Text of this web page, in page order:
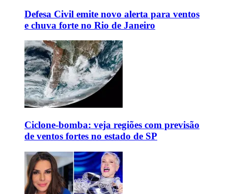
Defesa Civil emite novo alerta para ventos
e chuva forte no Rio de Janeiro
Ciclone-bomba: veja regiões com previsão
de ventos fortes no estado de SP